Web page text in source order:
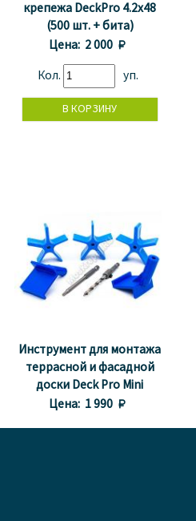
крепежа DeckPro 4.2x48
(500 шт. + бита)
Цена: 2 000 
Кол. уп.
Инструмент для монтажа
террасной и фасадной
доски Deck Pro Mini
Цена: 1 990 